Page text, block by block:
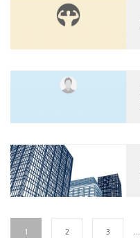
1 2 3 …